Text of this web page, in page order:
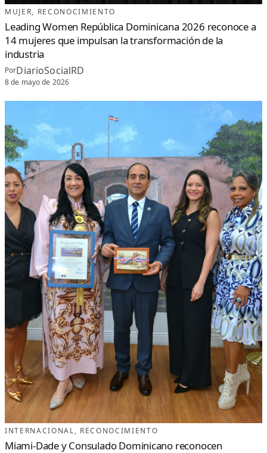
MUJER, RECONOCIMIENTO
Leading Women República Dominicana 2026 reconoce a
14 mujeres que impulsan la transformación de la
industria
PorDiarioSocialRD
8 de mayo de 2026
INTERNACIONAL, RECONOCIMIENTO
Miami-Dade y Consulado Dominicano reconocen